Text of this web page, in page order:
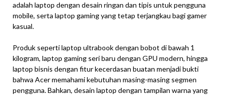
adalah laptop dengan desain ringan dan tipis untuk pengguna
mobile, serta laptop gaming yang tetap terjangkau bagi gamer
kasual.
Produk seperti laptop ultrabook dengan bobot di bawah 1
kilogram, laptop gaming seri baru dengan GPU modern, hingga
laptop bisnis dengan fitur kecerdasan buatan menjadi bukti
bahwa Acer memahami kebutuhan masing-masing segmen
pengguna. Bahkan, desain laptop dengan tampilan warna yang